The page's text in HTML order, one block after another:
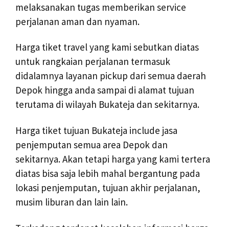
melaksanakan tugas memberikan service
perjalanan aman dan nyaman.
Harga tiket travel yang kami sebutkan diatas
untuk rangkaian perjalanan termasuk
didalamnya layanan pickup dari semua daerah
Depok hingga anda sampai di alamat tujuan
terutama di wilayah Bukateja dan sekitarnya.
Harga tiket tujuan Bukateja include jasa
penjemputan semua area Depok dan
sekitarnya. Akan tetapi harga yang kami tertera
diatas bisa saja lebih mahal bergantung pada
lokasi penjemputan, tujuan akhir perjalanan,
musim liburan dan lain lain.